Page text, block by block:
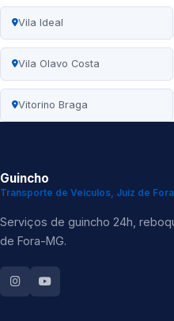
Vila Ideal
Vila Olavo Costa
Vitorino Braga
Guincho
Transporte de Veículos, Juiz de Fora
Serviços de guincho 24h,
de Fora-MG.